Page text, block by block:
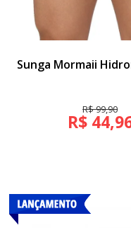
Sunga Mormaii
R$ 99,90
R$